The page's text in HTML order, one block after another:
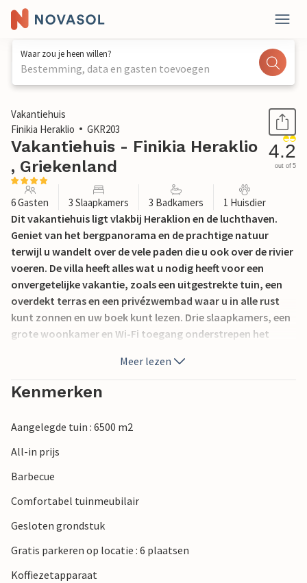
Waar zou je heen willen?
Bestemming, data en gasten toevoegen
1 / 24
Vakantiehuis
Finikia Heraklio
GKR203
Vakantiehuis - Finikia Heraklio
, Griekenland
4.2
out of 5
6 Gasten 3 Slaapkamers 3 Badkamers 1 Huisdier
Dit vakantiehuis ligt vlakbij Heraklion en de luchthaven.
Geniet van het bergpanorama en de prachtige natuur
terwijl u wandelt over de vele paden die u ook over de rivier
voeren. De villa heeft alles wat u nodig heeft voor een
onvergetelijke vakantie, zoals een uitgestrekte tuin, een
overdekt terras en een privézwembad waar u in alle rust
kunt zonnen en uw boek kunt lezen. Drie slaapkamers, een
grote woonkamer en Wi-Fi toegang onderstrepen het
Heraklion, waar u bars, restaurants en musea vindt, en het
Cretaquarium Thalassocosmos en de oude site van
Knossos, die elk jaar duizenden bezoekers trekt, zijn ook
Meer lezen
Kenmerken
Aangelegde tuin : 6500 m2
All-in prijs
Barbecue
Comfortabel tuinmeubilair
Gesloten grondstuk
Gratis parkeren op locatie : 6 plaatsen
Koffiezetapparaat